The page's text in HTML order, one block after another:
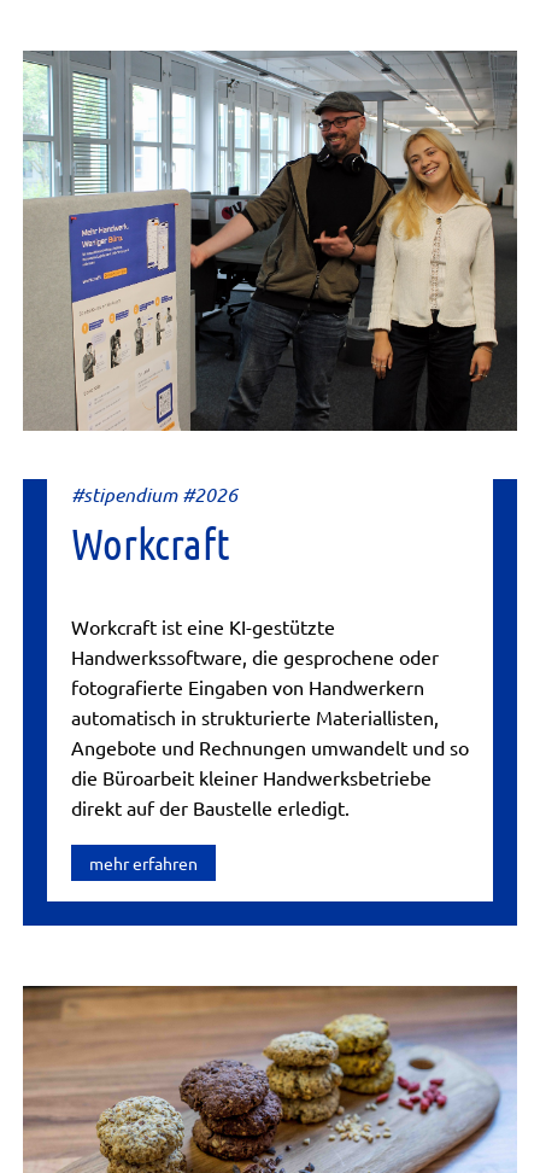
#stipendium #2026
Workcraft
Workcraft ist eine KI-gestützte
Handwerkssoftware, die gesprochene oder
fotografierte Eingaben von Handwerkern
automatisch in strukturierte Materiallisten,
Angebote und Rechnungen umwandelt und so
die Büroarbeit kleiner Handwerksbetriebe
direkt auf der Baustelle erledigt.
mehr erfahren